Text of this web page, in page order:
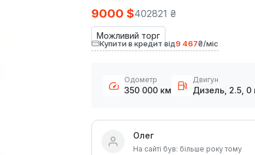
Можливий торг
9000 $402821 ₴
Купити в кредит від9 467₴/міс
Одометр
350 000 км
Двигун
Дизель, 2.5, 0
Олег
На сайті був: більше року тому